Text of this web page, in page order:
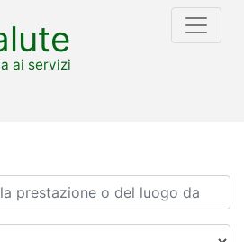
ai servizi